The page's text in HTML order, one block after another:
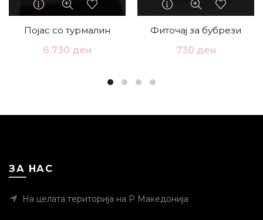
Појас со турмалин
6.730 ден
Фиточај за бубрези
730 ден
ЗА НАС
На целата територија на Р Македонија